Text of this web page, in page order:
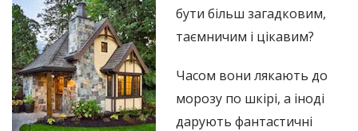
бути більш загадковим,
таємничим і цікавим?
Часом вони лякають до
морозу по шкірі, а іноді
дарують фантастичні